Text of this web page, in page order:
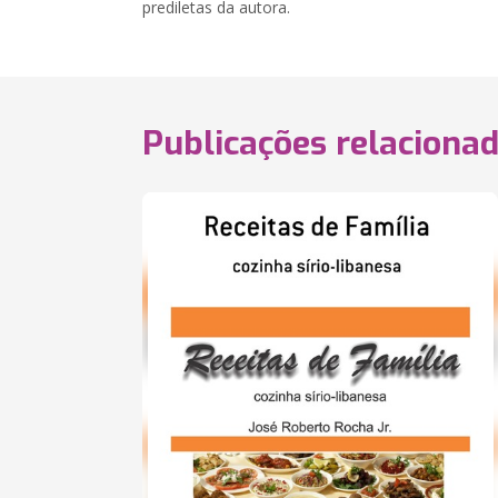
prediletas da autora.
Publicações